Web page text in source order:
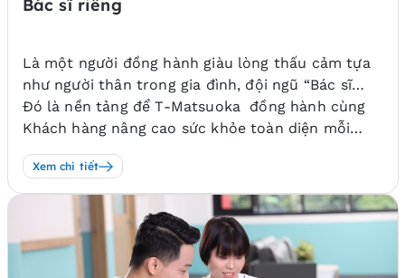
Bác sĩ riêng
Là một người đồng hành giàu lòng thấu cảm tựa
như người thân trong gia đình, đội ngũ “Bác sĩ
riêng” không chỉ quản lý và chăm sóc sức khỏe về
mặt thể chất, mà còn lắng nghe tâm sinh lý, chia
sẻ những trải nghiệm trong cuộc sống của Khách
hàng.
Đó là nền tảng để T-Matsuoka đồng hành cùng
Khách hàng nâng cao sức khỏe toàn diện mỗi
ngày, thông qua việc chủ động nhắc nhở, đưa ra
tư vấn về lối sống, thói quen để mang đến những
thay đổi tích cực.
Xem chi tiết